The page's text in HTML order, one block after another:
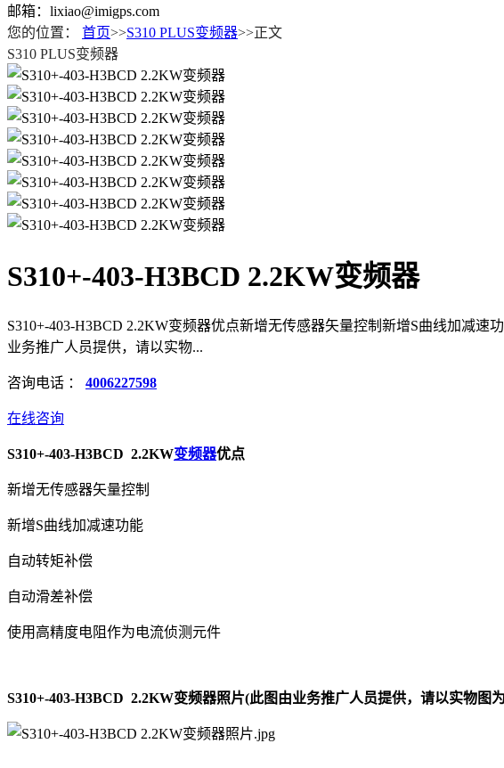
邮箱：lixiao@imigps.com
您的位置：
首页>>S310 PLUS变频器>>正文
S310 PLUS变频器
S310+-403-H3BCD 2.2KW变频器
S310+-403-H3BCD 2.2KW变频器优点新增无传感器矢量控制新增S曲线加减
业务推广人员提供，请以实物...
咨询电话 ： 4006227598
在线咨询
S310+-403-H3BCD 2.2KW变频器优点
新增无传感器矢量控制
新增S曲线加减速功能
自动转矩补偿
自动滑差补偿
使用高精度电阻作为电流侦测元件
S310+-403-H3BCD 2.2KW变频器照片(此图由业务推广人员提供，请以实物图